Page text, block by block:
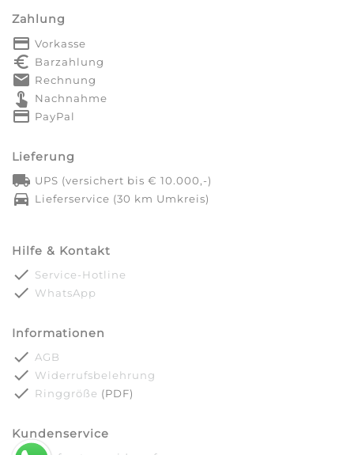
Zahlung
payment Vorkasse
euro_symbol Barzahlung
markunread Rechnung
touch_app Nachnahme
credit_card PayPal
Lieferung
local_shipping UPS (versichert bis € 10.000,-)
directions_car Lieferservice (30 km Umkreis)
Hilfe & Kontakt
done Service-Hotline
done WhatsApp
Informationen
done AGB
done Widerrufsbelehrung
done Ringgröße (PDF)
Kundenservice